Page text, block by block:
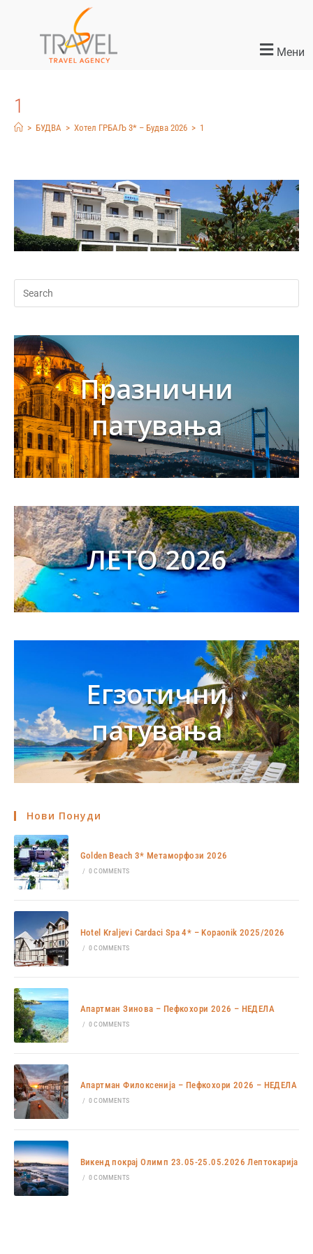
Мени
1
> БУДВА > Хотел ГРБАЉ 3* – Будва 2026 > 1
Празнични
патувања
ЛЕТО 2026
Егзотични
патувања
Нови Понуди
Golden Beach 3* Метаморфози 2026
/ 0 COMMENTS
Hotel Kraljevi Cardaci Spa 4* – Kopaonik 2025/2026
/ 0 COMMENTS
Апартман Зинова – Пефкохори 2026 – НЕДЕЛА
/ 0 COMMENTS
Апартман Филоксенија – Пефкохори 2026 – НЕДЕЛА
/ 0 COMMENTS
Викенд покрај Олимп 23.05-25.05.2026 Лептокарија
/ 0 COMMENTS